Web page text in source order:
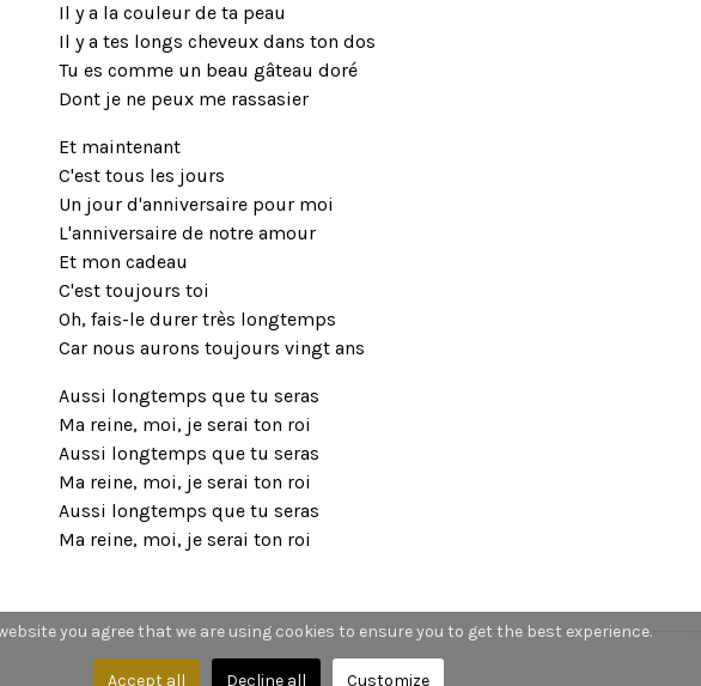
Il y a la couleur de ta peau
Il y a tes longs cheveux dans ton dos
Tu es comme un beau gâteau doré
Dont je ne peux me rassasier
Et maintenant
C'est tous les jours
Un jour d'anniversaire pour moi
L'anniversaire de notre amour
Et mon cadeau
C'est toujours toi
Oh, fais-le durer très longtemps
Car nous aurons toujours vingt ans
Aussi longtemps que tu seras
Ma reine, moi, je serai ton roi
Aussi longtemps que tu seras
Ma reine, moi, je serai ton roi
Aussi longtemps que tu seras
Ma reine, moi, je serai ton roi
you agree that we are using cookies to ensure you to get the best experience.
Accept all Decline all Customize